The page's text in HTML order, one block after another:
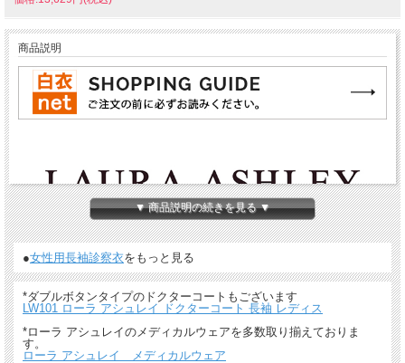
商品説明
▼ 商品説明の続きを見る ▼
●女性用長袖診察衣をもっと見る
*ダブルボタンタイプのドクターコートもございます
LW101 ローラ アシュレイ ドクターコート 長袖 レディス
*ローラ アシュレイのメディカルウェアを多数取り揃えておりま
す。
ローラ アシュレイ メディカルウェア